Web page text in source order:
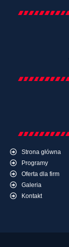
Strona główna
Programy
Oferta dla firm
Galeria
Kontakt